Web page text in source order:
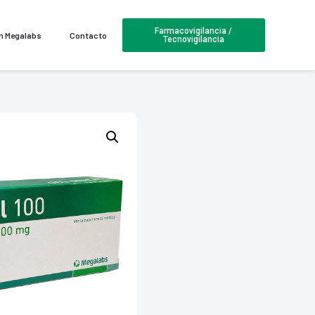
Megalabs Contacto
Farmacovigilancia /
Tecnovigilancia